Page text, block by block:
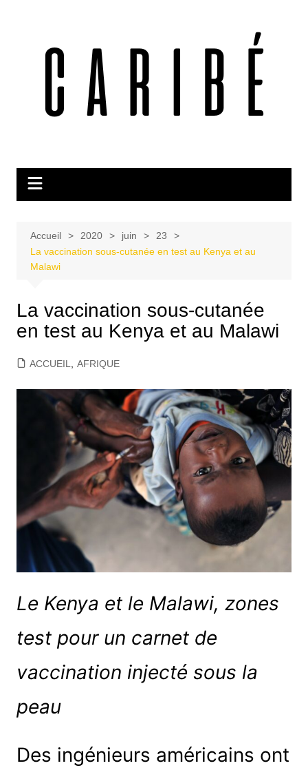
Accueil 2020 juin
23
La vaccination sous-cutanée en test au Kenya et au
Malawi
La vaccination sous-cutanée
en test au Kenya et au Malawi
ACCUEIL AFRIQUE
Le Kenya et le Malawi, zones
test pour un carnet de
vaccination injecté sous la
peau
Des ingénieurs américains ont